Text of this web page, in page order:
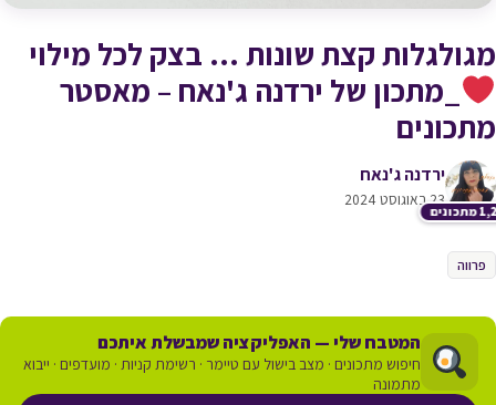
מגולגלות קצת שונות … בצק לכל מילוי
_מתכון של ירדנה ג'נאח – מאסטר
מתכונים
ירדנה ג'נאח
23 באוגוסט 2024
פרווה
המטבח שלי — האפליקציה שמבשלת איתכם
חיפוש מתכונים · מצב בישול עם טיימר · רשימת קניות · מועדפים · ייבוא
מתמונה